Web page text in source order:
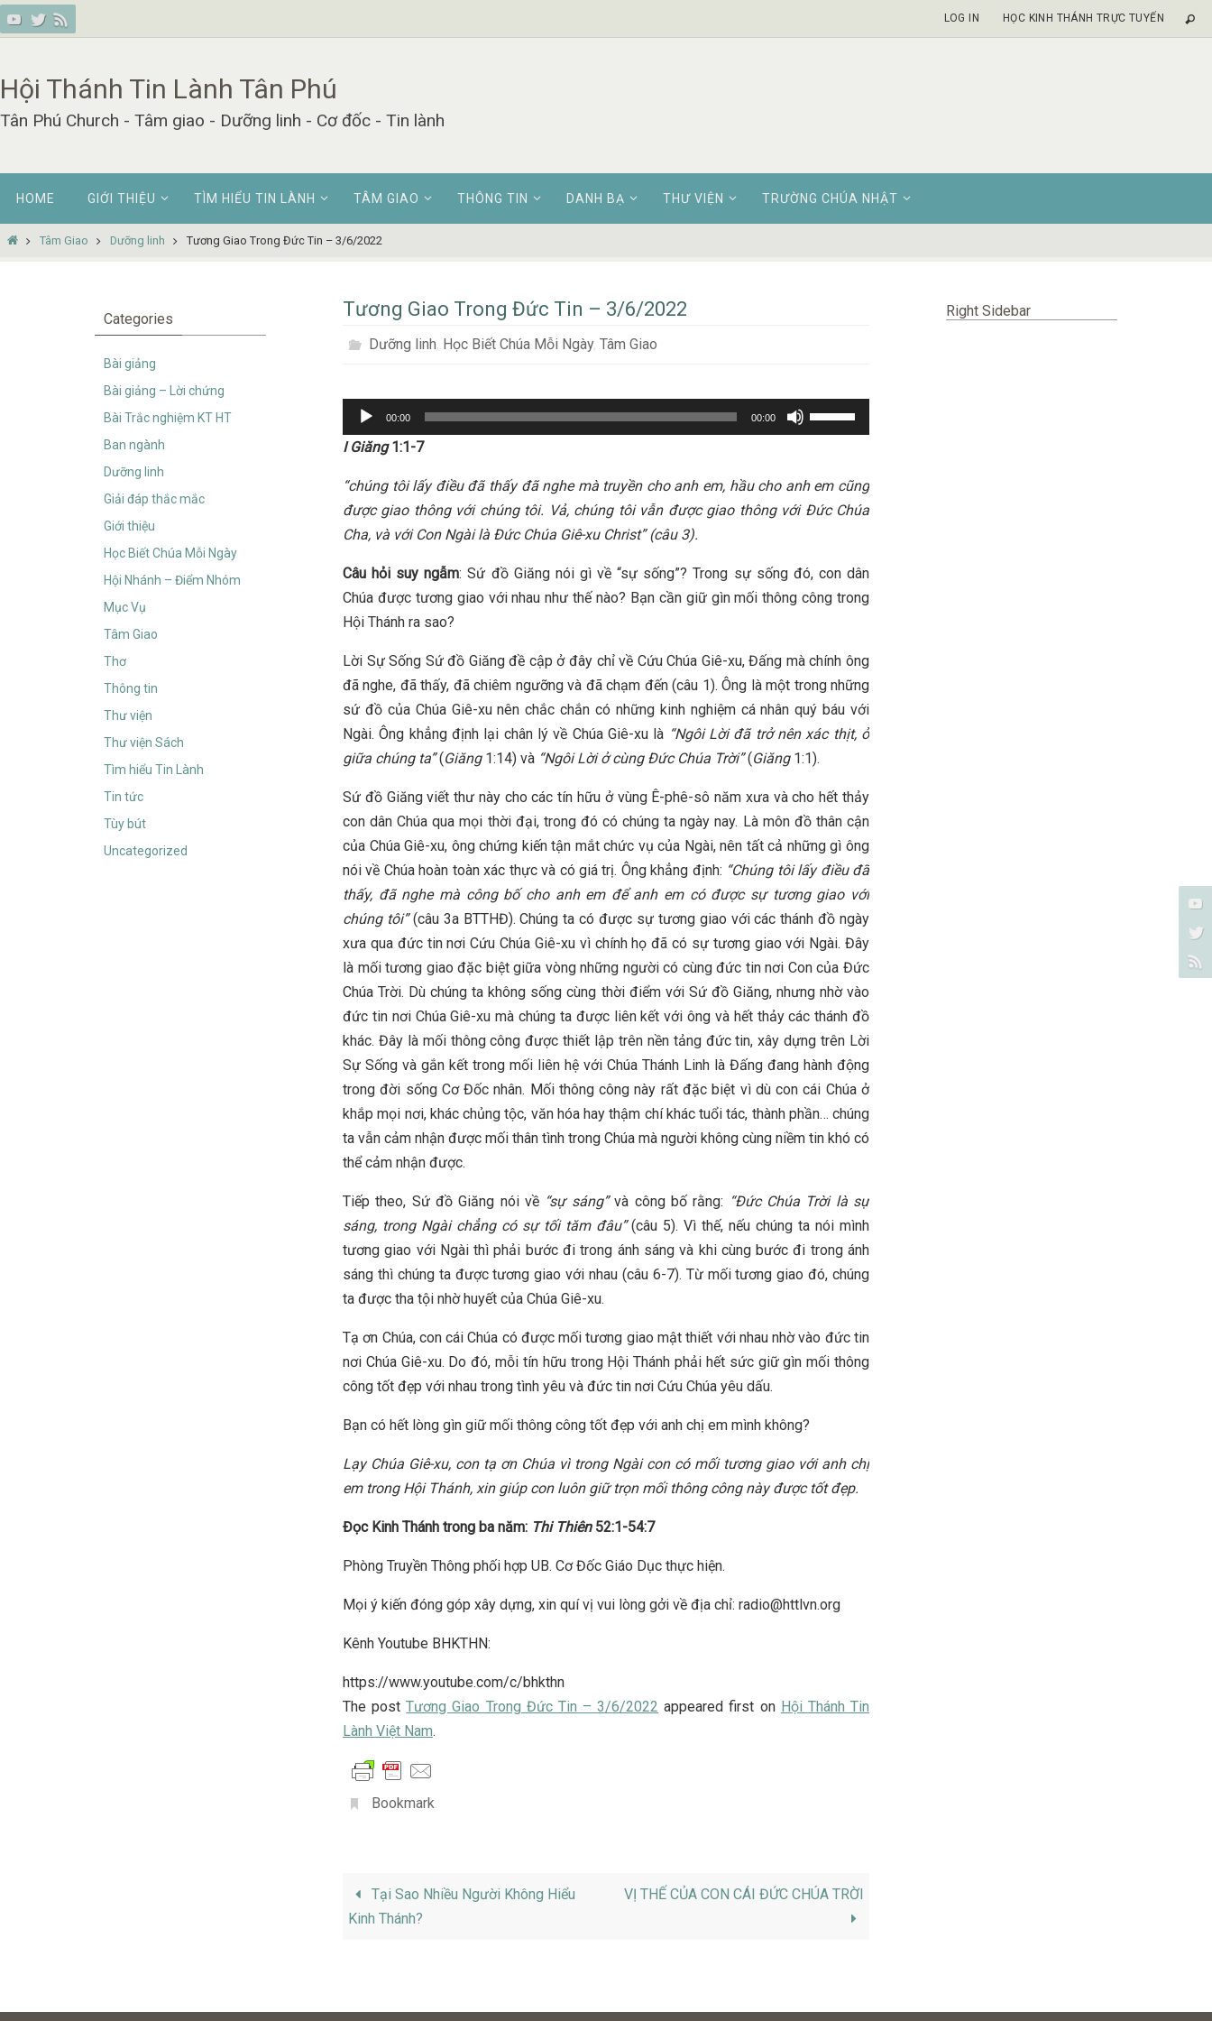
Skip
to
LOG IN HỌC KINH THÁNH TRỰC TUYẾN
Hội Thánh Tin Lành Tân Phú
Tân Phú Church - Tâm giao - Dưỡng linh - Cơ đốc - Tin lành
content
HOME GIỚI THIỆU TÌM HIỂU TIN LÀNH TÂM GIAO THÔNG TIN DANH BẠ THƯ VIỆN TRƯỜNG CHÚA NHẬT
HomeTâm Giao Dưỡng linh Tương Giao Trong Đức Tin – 3/6/2022
Tương Giao Trong Đức Tin – 3/6/2022
Dưỡng linh, Học Biết Chúa Mỗi Ngày, Tâm Giao
Audio
Player
00:00 00:00
Use
Up/Down
keys
to
decrease
volume.
I Giăng1:1-7
“chúng tôi lấy điều đã thấy đã nghe mà truyền cho anh em, hầu cho anh em cũng
được giao thông với chúng tôi. Vả, chúng tôi vẫn được giao thông với Đức Chúa
Cha, và với Con Ngài là Đức Chúa Giê-xu Christ” (câu 3).
Câu hỏi suy ngẫm: Sứ đồ Giăng nói gì về “sự sống”? Trong sự sống đó, con dân
Chúa được tương giao với nhau như thế nào? Bạn cần giữ gìn mối thông công trong
Hội Thánh ra sao?
Lời Sự Sống Sứ đồ Giăng đề cập ở đây chỉ về Cứu Chúa Giê-xu, Đấng mà chính ông
đã nghe, đã thấy, đã chiêm ngưỡng và đã chạm đến (câu 1). Ông là một trong những
sứ đồ của Chúa Giê-xu nên chắc chắn có những kinh nghiệm cá nhân quý báu với
Ngài. Ông khẳng định lại chân lý về Chúa Giê-xu là “Ngôi Lời đã trở nên xác thịt, ở
giữa chúng ta”(Giăng1:14) và “Ngôi Lời ở cùng Đức Chúa Trời”(Giăng1:1).
Sứ đồ Giăng viết thư này cho các tín hữu ở vùng Ê-phê-sô năm xưa và cho hết thảy
con dân Chúa qua mọi thời đại, trong đó có chúng ta ngày nay. Là môn đồ thân cận
của Chúa Giê-xu, ông chứng kiến tận mắt chức vụ của Ngài, nên tất cả những gì ông
nói về Chúa hoàn toàn xác thực và có giá trị. Ông khẳng định: “Chúng tôi lấy điều đã
thấy, đã nghe mà công bố cho anh em để anh em có được sự tương giao với
chúng tôi”(câu 3a BTTHĐ). Chúng ta có được sự tương giao với các thánh đồ ngày
xưa qua đức tin nơi Cứu Chúa Giê-xu vì chính họ đã có sự tương giao với Ngài. Đây
là mối tương giao đặc biệt giữa vòng những người có cùng đức tin nơi Con của Đức
Chúa Trời. Dù chúng ta không sống cùng thời điểm với Sứ đồ Giăng, nhưng nhờ vào
đức tin nơi Chúa Giê-xu mà chúng ta được liên kết với ông và hết thảy các thánh đồ
khác. Đây là mối thông công được thiết lập trên nền tảng đức tin, xây dựng trên Lời
Sự Sống và gắn kết trong mối liên hệ với Chúa Thánh Linh là Đấng đang hành động
trong đời sống Cơ Đốc nhân. Mối thông công này rất đặc biệt vì dù con cái Chúa ở
khắp mọi nơi, khác chủng tộc, văn hóa hay thậm chí khác tuổi tác, thành phần… chúng
ta vẫn cảm nhận được mối thân tình trong Chúa mà người không cùng niềm tin khó có
thể cảm nhận được.
Tiếp theo, Sứ đồ Giăng nói về “sự sáng”và công bố rằng: “Đức Chúa Trời là sự
sáng, trong Ngài chẳng có sự tối tăm đâu”(câu 5). Vì thế, nếu chúng ta nói mình
tương giao với Ngài thì phải bước đi trong ánh sáng và khi cùng bước đi trong ánh
sáng thì chúng ta được tương giao với nhau (câu 6-7). Từ mối tương giao đó, chúng
ta được tha tội nhờ huyết của Chúa Giê-xu.
Tạ ơn Chúa, con cái Chúa có được mối tương giao mật thiết với nhau nhờ vào đức tin
nơi Chúa Giê-xu. Do đó, mỗi tín hữu trong Hội Thánh phải hết sức giữ gìn mối thông
công tốt đẹp với nhau trong tình yêu và đức tin nơi Cứu Chúa yêu dấu.
Bạn có hết lòng gìn giữ mối thông công tốt đẹp với anh chị em mình không?
Lạy Chúa Giê-xu, con tạ ơn Chúa vì trong Ngài con có mối tương giao với anh chị
em trong Hội Thánh, xin giúp con luôn giữ trọn mối thông công này được tốt đẹp.
Đọc Kinh Thánh trong ba năm: Thi Thiên 52:1-54:7
Phòng Truyền Thông phối hợp UB. Cơ Đốc Giáo Dục thực hiện.
Mọi ý kiến đóng góp xây dựng, xin quí vị vui lòng gởi về địa chỉ: radio@httlvn.org
Kênh Youtube BHKTHN:
https://www.youtube.com/c/bhkthn
The postTương Giao Trong Đức Tin – 3/6/2022 appeared first on Hội Thánh Tin
Lành Việt Nam.
Bookmark.
Tại Sao Nhiều Người Không Hiểu
Kinh Thánh?
VỊ THẾ CỦA CON CÁI ĐỨC CHÚA TRỜI
Categories
Bài giảng
Bài giảng – Lời chứng
Bài Trắc nghiệm KT HT
Ban ngành
Dưỡng linh
Giải đáp thắc mắc
Giới thiệu
Học Biết Chúa Mỗi Ngày
Hội Nhánh – Điểm Nhóm
Mục Vụ
Tâm Giao
Thơ
Thông tin
Thư viện
Thư viện Sách
Tìm hiểu Tin Lành
Tin tức
Tùy bút
Uncategorized
Right Sidebar